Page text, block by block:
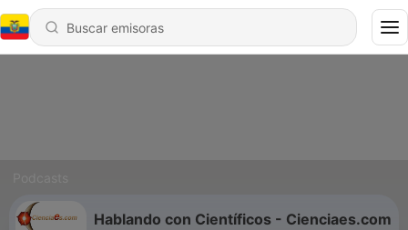
Hablando con Científicos - Cienciaes.com